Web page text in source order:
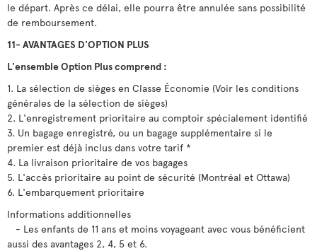
le départ. Après ce délai, elle pourra être annulée sans possibilité
de remboursement.
11- AVANTAGES D'OPTION PLUS
L'ensemble Option Plus comprend :
1. La sélection de sièges en Classe Économie (Voir les conditions
générales de la sélection de sièges)
2. L'enregistrement prioritaire au comptoir spécialement identifié
3. Un bagage enregistré, ou un bagage supplémentaire si le
premier est déjà inclus dans votre tarif *
4. La livraison prioritaire de vos bagages
5. L'accès prioritaire au point de sécurité (Montréal et Ottawa)
6. L'embarquement prioritaire
Informations additionnelles
- Les enfants de 11 ans et moins voyageant avec vous bénéficient
aussi des avantages 2, 4, 5 et 6.